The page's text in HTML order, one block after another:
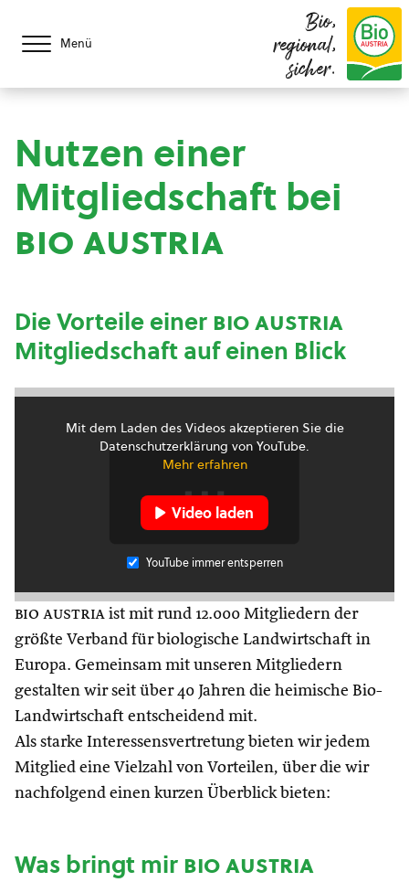
Menü
Bio,
regional,
sicher.
Nutzen einer
Mitgliedschaft bei
bio austria
Die Vorteile einerbio austria
Mitgliedschaft auf einen Blick
Mit dem Laden des Videos akzeptieren Sie die
Datenschutzerklärung von YouTube.
Mehr erfahren
Video laden
YouTube immer entsperren
bio austria ist mit rund 12.000 Mitgliedern der
größte Verband für biologische Landwirtschaft in
Europa. Gemeinsam mit unseren Mitgliedern
gestalten wir seit über 40 Jahren die heimische Bio-
Landwirtschaft entscheidend mit.
Als starke Interessensvertretung bieten wir jedem
Mitglied eine Vielzahl von Vorteilen, über die wir
nachfolgend einen kurzen Überblick bieten:
Was bringt mirbio austria